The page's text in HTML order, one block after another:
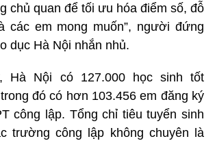
chủ quan để tối ưu hóa điểm số, đỗ
các em mong muốn”, người đứng
dục Hà Nội nhắn nhủ.
Hà Nội có 127.000 học sinh tốt
đó có hơn 103.456 em đăng ký
công lập. Tổng chỉ tiêu tuyển sinh
trường công lập không chuyên là